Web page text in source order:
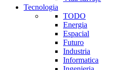
Tecnologia
TODO
Energia
Espacial
Futuro
Industria
Informatica